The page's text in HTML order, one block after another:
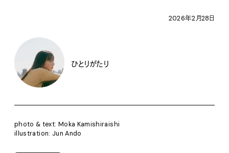
2026年2月28日
ひとりがたり
photo & text: Moka Kamishiraishi
illustration: Jun Ando